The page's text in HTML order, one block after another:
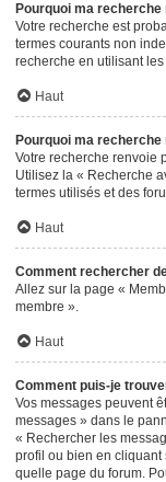
Pourquoi ma
Votre recherche est
termes courants non
recherche en utilisant
Haut
Pourquoi ma
Votre recherche renvoie
Utilisez la « Recherche
termes utilisés et des
Haut
Comment rechercher
Allez sur la page «
membre ».
Haut
Comment puis-je
Vos messages peuvent
messages » dans le
« Rechercher les
profil ou bien en cliquant
quelle page du forum.